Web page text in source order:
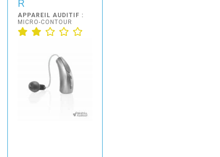
R
APPAREIL AUDITIF :
MICRO-CONTOUR